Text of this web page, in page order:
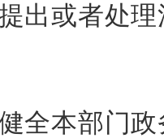
提出或者处
健全本部门